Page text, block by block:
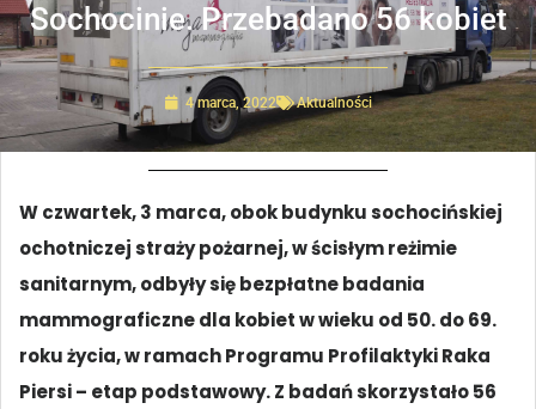
Sochocinie. Przebadano 56 kobiet
4 marca, 2022 Aktualności
W czwartek, 3 marca, obok budynku sochocińskiej
ochotniczej straży pożarnej, w ścisłym reżimie
sanitarnym, odbyły się bezpłatne badania
mammograficzne dla kobiet w wieku od 50. do 69.
roku życia,w ramach Programu Profilaktyki Raka
Piersi – etap podstawowy. Z badań skorzystało 56